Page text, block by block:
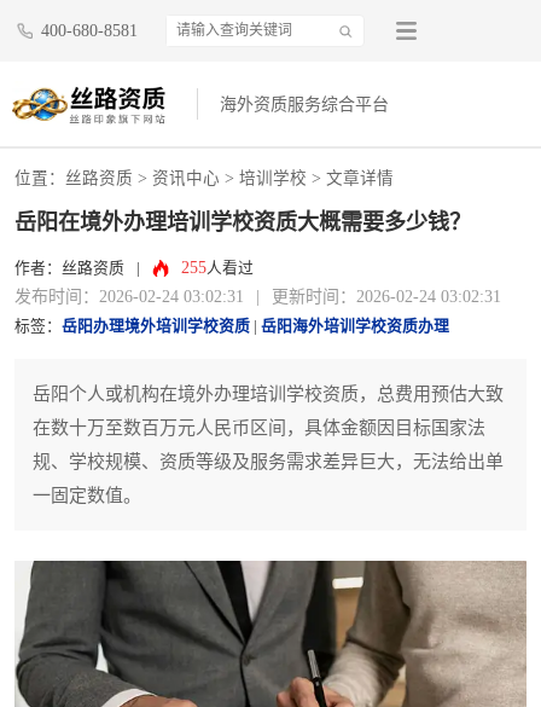
400-680-8581
海外资质服务综合平台
位置： 丝路资质 > 资讯中心 > 培训学校 > 文章详情
岳阳在境外办理培训学校资质大概需要多少钱？
作者：丝路资质 255人看过
发布时间：2026-02-24 03:02:31 更新时间：2026-02-24 03:02:31
标签： 岳阳办理境外培训学校资质 岳阳海外培训学校资质办理
岳阳个人或机构在境外办理培训学校资质，总费用预估大致
在数十万至数百万元人民币区间，具体金额因目标国家法
规、学校规模、资质等级及服务需求差异巨大，无法给出单
一固定数值。